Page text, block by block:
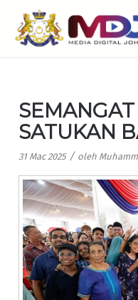
SATUKAN
31 Mac 2025 / oleh